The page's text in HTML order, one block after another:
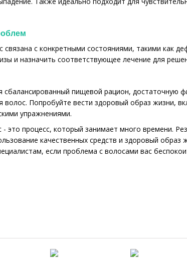
связана с конкретными состояниями, такими как
и назначить соответствующее лечение для
пищевой рацион, достаточную
волос. Попробуйте вести здоровый образ
упражнениями.
это процесс, который занимает много времени.
качественных средств и здоровый
если проблема с волосами вас